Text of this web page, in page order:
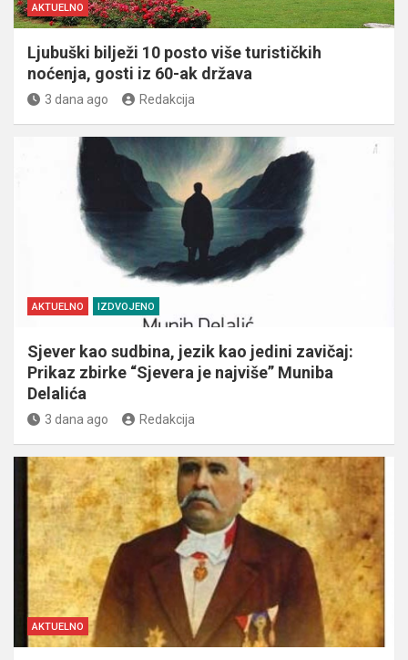
AKTUELNO
Ljubuški bilježi 10 posto više turističkih
noćenja, gosti iz 60-ak država
3 dana ago Redakcija
AKTUELNO IZDVOJENO
Sjever kao sudbina, jezik kao jedini zavičaj:
Prikaz zbirke “Sjevera je najviše” Muniba
Delalića
3 dana ago Redakcija
AKTUELNO